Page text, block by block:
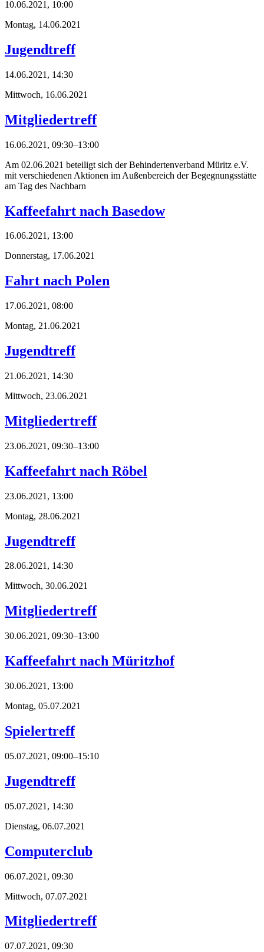
10.06.2021, 10:00
Montag, 14.06.2021
Jugendtreff
14.06.2021, 14:30
Mittwoch, 16.06.2021
Mitgliedertreff
16.06.2021, 09:30–13:00
Am 02.06.2021 beteiligt sich der Behindertenverband Müritz e.V.
mit verschiedenen Aktionen im Außenbereich der Begegnungsstätte
am Tag des Nachbarn
Kaffeefahrt nach Basedow
16.06.2021, 13:00
Donnerstag, 17.06.2021
Fahrt nach Polen
17.06.2021, 08:00
Montag, 21.06.2021
Jugendtreff
21.06.2021, 14:30
Mittwoch, 23.06.2021
Mitgliedertreff
23.06.2021, 09:30–13:00
Kaffeefahrt nach Röbel
23.06.2021, 13:00
Montag, 28.06.2021
Jugendtreff
28.06.2021, 14:30
Mittwoch, 30.06.2021
Mitgliedertreff
30.06.2021, 09:30–13:00
Kaffeefahrt nach Müritzhof
30.06.2021, 13:00
Montag, 05.07.2021
Spielertreff
05.07.2021, 09:00–15:10
Jugendtreff
05.07.2021, 14:30
Dienstag, 06.07.2021
Computerclub
06.07.2021, 09:30
Mittwoch, 07.07.2021
Mitgliedertreff
07.07.2021, 09:30